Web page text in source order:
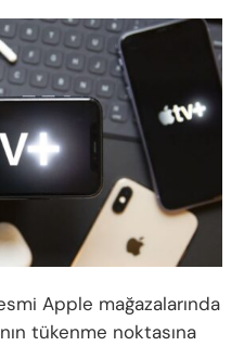
Apple mağazalarında
tükenme noktasına